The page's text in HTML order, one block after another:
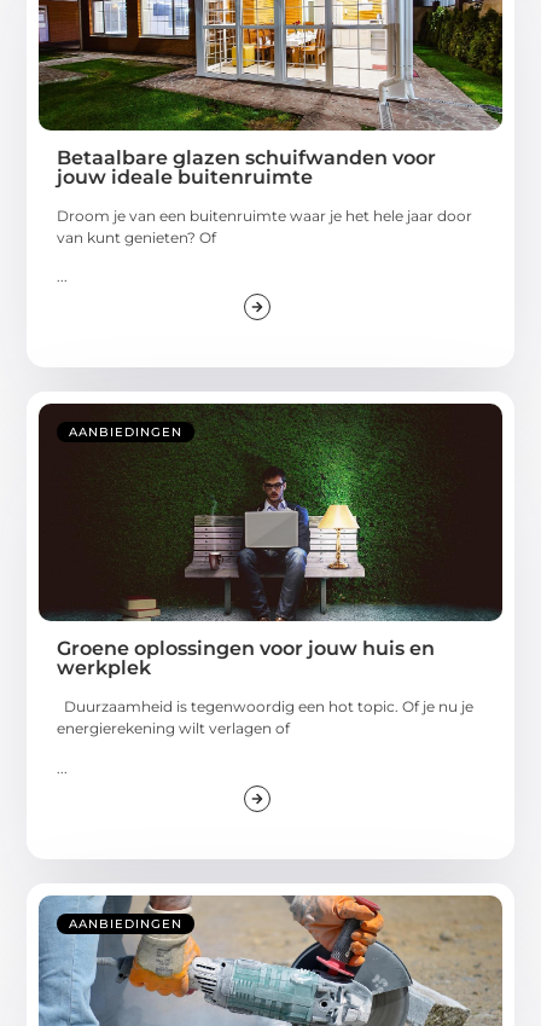
Betaalbare glazen schuifwanden voor
jouw ideale buitenruimte
Droom je van een buitenruimte waar je het hele jaar door
van kunt genieten? Of
...
AANBIEDINGEN
Groene oplossingen voor jouw huis en
werkplek
Duurzaamheid is tegenwoordig een hot topic. Of je nu je
energierekening wilt verlagen of
AANBIEDINGEN